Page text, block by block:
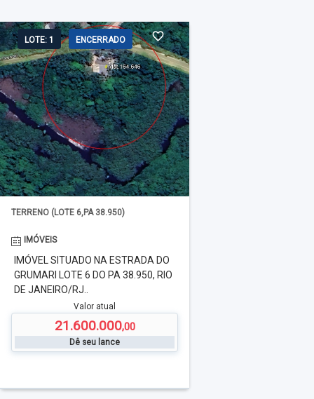
LOTE: 1 ENCERRADO
TERRENO (LOTE 6,PA 38.950)
IMÓVEIS
IMÓVEL SITUADO NA ESTRADA DO
GRUMARI LOTE 6 DO PA 38.950, RIO
DE JANEIRO/RJ..
Valor atual
21.600.000,00
Dê seu lance